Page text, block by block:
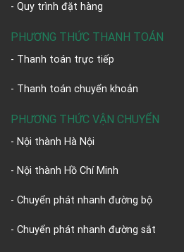
- Quy trình đặt hàng
PHƯƠNG THỨC THANH TOÁN
- Thanh toán trực tiếp
- Thanh toán chuyển khoản
PHƯƠNG THỨC VẬN CHUYỂN
- Nội thành Hà Nội
- Nội thành Hồ Chí Minh
- Chuyển phát nhanh đường bộ
- Chuyển phát nhanh đường sắt